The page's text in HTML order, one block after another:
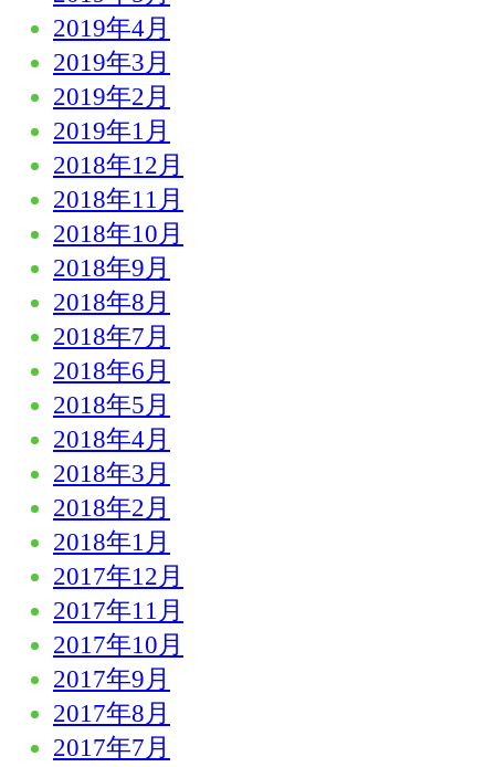
2019年4月
2019年3月
2019年2月
2019年1月
2018年12月
2018年11月
2018年10月
2018年9月
2018年8月
2018年7月
2018年6月
2018年5月
2018年4月
2018年3月
2018年2月
2018年1月
2017年12月
2017年11月
2017年10月
2017年9月
2017年8月
2017年7月